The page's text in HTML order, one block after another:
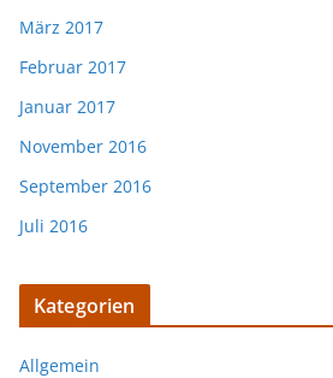
März 2017
Februar 2017
Januar 2017
November 2016
September 2016
Juli 2016
Kategorien
Allgemein